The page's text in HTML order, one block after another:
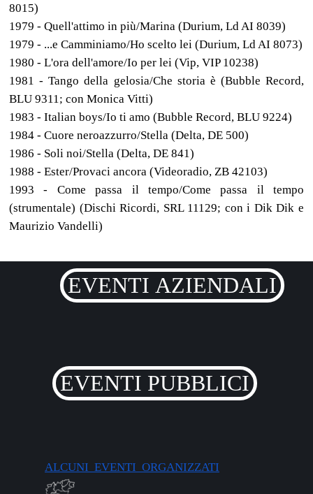
8015)
1979 - Quell'attimo in più/Marina (Durium, Ld AI 8039)
1979 - ...e Camminiamo/Ho scelto lei (Durium, Ld AI 8073)
1980 - L'ora dell'amore/Io per lei (Vip, VIP 10238)
1981 - Tango della gelosia/Che storia è (Bubble Record,
BLU 9311; con Monica Vitti)
1983 - Italian boys/Io ti amo (Bubble Record, BLU 9224)
1984 - Cuore neroazzurro/Stella (Delta, DE 500)
1986 - Soli noi/Stella (Delta, DE 841)
1988 - Ester/Provaci ancora (Videoradio, ZB 42103)
1993 - Come passa il tempo/Come passa il tempo
(strumentale) (Dischi Ricordi, SRL 11129; con i Dik Dik e
Maurizio Vandelli)
EVENTI AZIENDALI
EVENTI PUBBLICI
ALCUNI EVENTI ORGANIZZATI